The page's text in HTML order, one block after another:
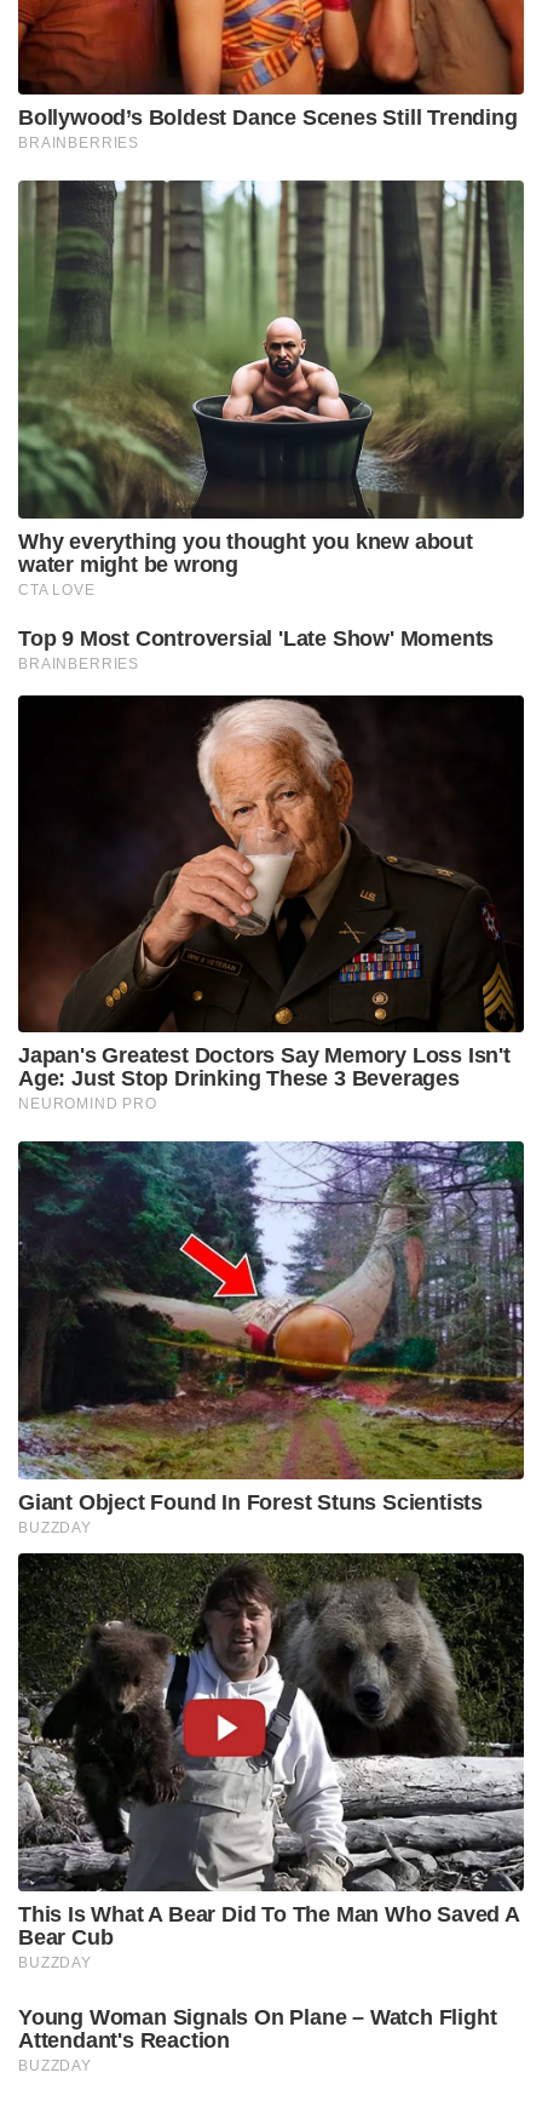
Bollywood’s Boldest Dance Scenes Still Trending
BRAINBERRIES
Why everything you thought you knew about
water might be wrong
CTA LOVE
Top 9 Most Controversial 'Late Show' Moments
BRAINBERRIES
Japan's Greatest Doctors Say Memory Loss Isn't
Age: Just Stop Drinking These 3 Beverages
NEUROMIND PRO
Giant Object Found In Forest Stuns Scientists
BUZZDAY
This Is What A Bear Did To The Man Who Saved A
Bear Cub
BUZZDAY
Young Woman Signals On Plane – Watch Flight
Attendant's Reaction
BUZZDAY